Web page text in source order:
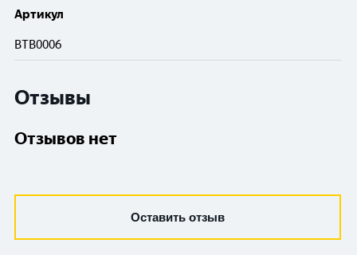
Артикул
BTB0006
Отзывы
Отзывов нет
Оставить отзыв